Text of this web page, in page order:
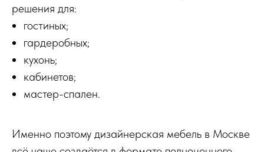
решения для:
гостиных;
гардеробных;
кухонь;
кабинетов;
мастер-спален.
Именно поэтому дизайнерская мебель в Москве